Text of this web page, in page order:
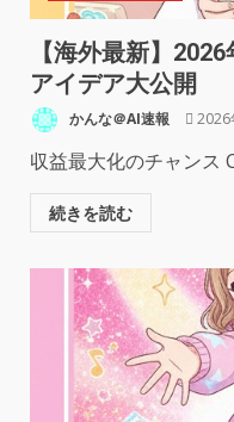
【海外最新】
アイデア大公開
かんな＠AI速報 2026
収益最大化のチャンス
続きを読む